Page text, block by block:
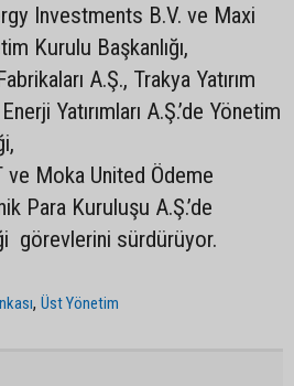
Investments B.V. ve Maxi
Kurulu Başkanlığı,
A.Ş., Trakya Yatırım
Yatırımları A.Ş.’de Yönetim
Moka United Ödeme
Para Kuruluşu A.Ş.’de
görevlerini sürdürüyor.
,Üst Yönetim